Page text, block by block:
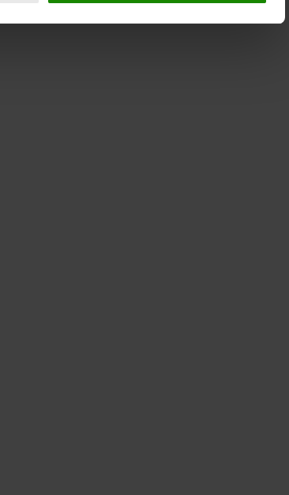
voor social media te bieden en om ons